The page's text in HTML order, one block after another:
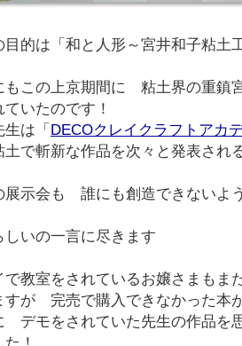
目的は「和と人形～宮井和子粘土
もこの上京期間に 粘土界の重鎮
いたのです！
は「 DECOクレイクラフトアカ
土で斬新な作品を次々と発表され
展示会も 誰にも創造できないよ
しいの一言に尽きます
で教室をされているお嬢さまもま
すが 完売で購入できなかった本
デモをされていた先生の作品を
！